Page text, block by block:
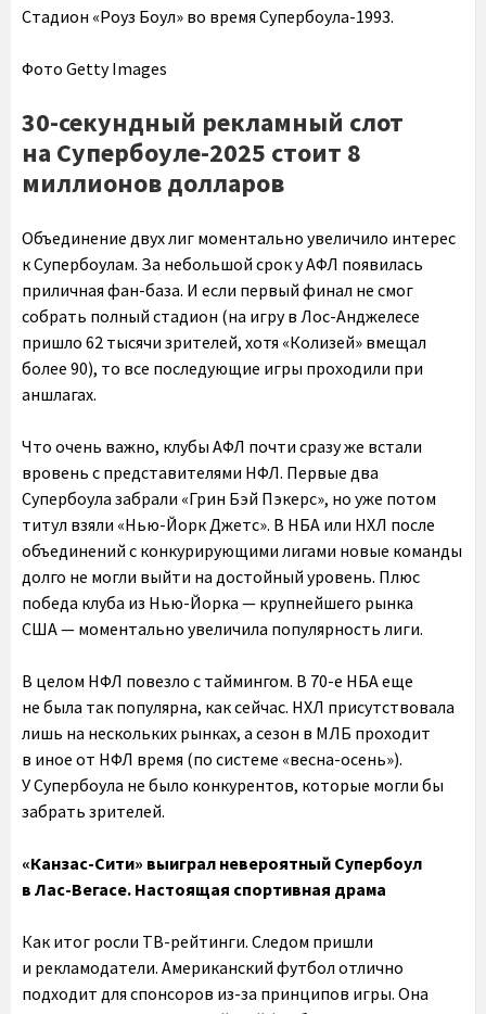
Стадион «Роуз Боул» во время Супербоула-1993.
Фото Getty Images
30-секундный рекламный слот
на Супербоуле-2025 стоит 8
миллионов долларов
Объединение двух лиг моментально увеличило интерес
к Супербоулам. За небольшой срок у АФЛ появилась
приличная фан-база. И если первый финал не смог
собрать полный стадион (на игру в Лос-Анджелесе
пришло 62 тысячи зрителей, хотя «Колизей» вмещал
более 90), то все последующие игры проходили при
аншлагах.
Что очень важно, клубы АФЛ почти сразу же встали
вровень с представителями НФЛ. Первые два
Супербоула забрали «Грин Бэй Пэкерс», но уже потом
титул взяли «Нью-Йорк Джетс». В НБА или НХЛ после
объединений с конкурирующими лигами новые команды
долго не могли выйти на достойный уровень. Плюс
победа клуба из Нью-Йорка — крупнейшего рынка
США — моментально увеличила популярность лиги.
В целом НФЛ повезло с таймингом. В 70-е НБА еще
не была так популярна, как сейчас. НХЛ присутствовала
лишь на нескольких рынках, а сезон в МЛБ проходит
в иное от НФЛ время (по системе «весна-осень»).
У Супербоула не было конкурентов, которые могли бы
забрать зрителей.
«Канзас-Сити» выиграл невероятный Супербоул
в Лас-Вегасе. Настоящая спортивная драма
Как итог росли ТВ-рейтинги. Следом пришли
и рекламодатели. Американский футбол отлично
подходит для спонсоров из-за принципов игры. Она